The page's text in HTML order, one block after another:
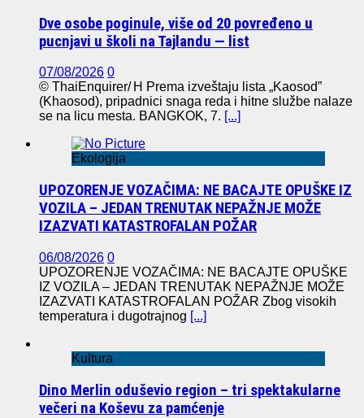
Dve osobe poginule, više od 20 povređeno u
pucnjavi u školi na Tajlandu — list
07/08/2026 0
© ThaiEnquirer/ H Prema izveštaju lista „Kaosod”
(Khaosod), pripadnici snaga reda i hitne službe nalaze
se na licu mesta. BANGKOK, 7. [...]
Ekologija
UPOZORENJE VOZAČIMA: NE BACAJTE OPUŠKE IZ
VOZILA – JEDAN TRENUTAK NEPAŽNJE MOŽE
IZAZVATI KATASTROFALAN POŽAR
06/08/2026 0
UPOZORENJE VOZAČIMA: NE BACAJTE OPUŠKE
IZ VOZILA – JEDAN TRENUTAK NEPAŽNJE MOŽE
IZAZVATI KATASTROFALAN POŽAR Zbog visokih
temperatura i dugotrajnog [...]
Kultura
Dino Merlin oduševio region – tri spektakularne
večeri na Koševu za pamćenje